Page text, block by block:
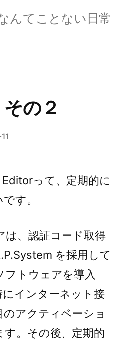
んてことない日常
の２
って、定期的に
す。
は、認証コード取得
を採用して
フトウェアを導入
にインターネット接
アクティベーショ
す。その後、定期的